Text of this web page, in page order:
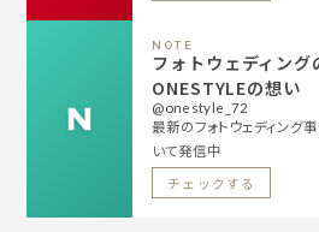
NOTE
フォトウェディング
ONESTYLEの想い
@onestyle_72
最新のフォトウェディング
いて発信中
チェックする